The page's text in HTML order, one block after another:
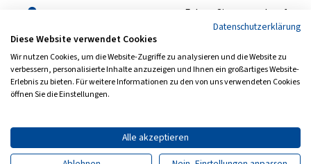
Folgen Sie uns auch auf
Archiv
Kontakt
Datenschutzerklärung
Diese Website verwendet Cookies
Wir nutzen Cookies, um die Website-Zugriffe zu analysieren und die Website zu
verbessern, personalisierte Inhalte anzuzeigen und Ihnen ein großartiges Website-
Erlebnis zu bieten. Für weitere Informationen zu den von uns verwendeten Cookies
öffnen Sie die Einstellungen.
Alle akzeptieren